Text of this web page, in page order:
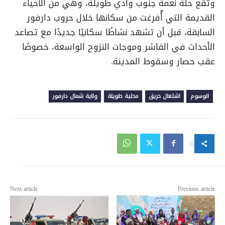
القديمة التي أُفرغت من سكانها خلال حروب دارفور
السابقة، قبل أن تشهد نشاطًا سكانيًا جديدًا مع تصاعد
الأحداث في الفاشر وموجات النزوح الواسعة، خصوصًا
عقب حصار وسقوط المدينة.
الوسوم اشتعال حريق محلية طويلة ولاية شمال دارفور
Previous article
Next article